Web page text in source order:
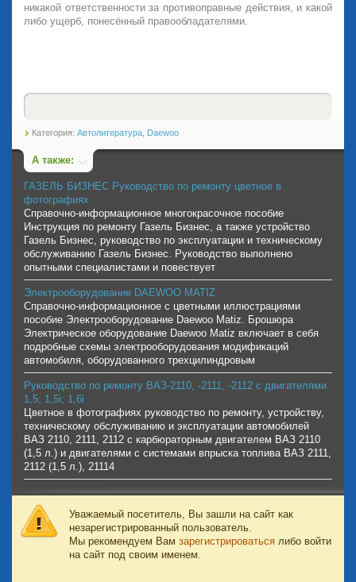
никакой ответственности за противоправные действия, и какой
либо ущерб, понесённый правообладателями.
Категория: Автолитература Daewoo
А также:
ГАЗЕЛЬ БИЗНЕС Руководство по ремонту цветное в
фотографиях
Справочно-информационное многокрасочное пособие
Инструкция по ремонту Газель Бизнес, а также устройство
Газель Бизнес, руководство по эксплуатации и техническому
обслуживанию Газель Бизнес. Руководство выполнено
опытными специалистами и повествует
Электрооборудование DAEWOO MATIZ
Справочно-информационное с цветными иллюстрациями
пособие Электрооборудование Daewoo Matiz. Брошюра
Электрическое оборудование Daewoo Matiz включает в себя
подробные схемы электрооборудования модификаций
автомобиля, оборудованного трехцилиндровым
Руководство по ремонту ВАЗ-2110, -2111, -2112 с двигателями
1,5; 1,5i; 1,6i
Цветное в фотографиях руководство по ремонту, устройству,
техническому обслуживанию и эксплуатации автомобилей
ВАЗ 2110, 2111, 2112 с карбюраторным двигателем ВАЗ 2110
(1,5 л.) и двигателями с системами впрыска топлива ВАЗ 2111,
2112 (1,5 л.), 21114
Уважаемый посетитель, Вы зашли на сайт как
незарегистрированный пользователь.
Мы рекомендуем Вам зарегистрироваться либо войти
на сайт под своим именем.